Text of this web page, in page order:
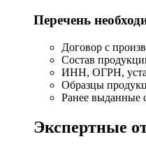
Перечень
Договор с
Состав
ИНН, ОГРН,
Образцы
Ранее выданные
Экспертные